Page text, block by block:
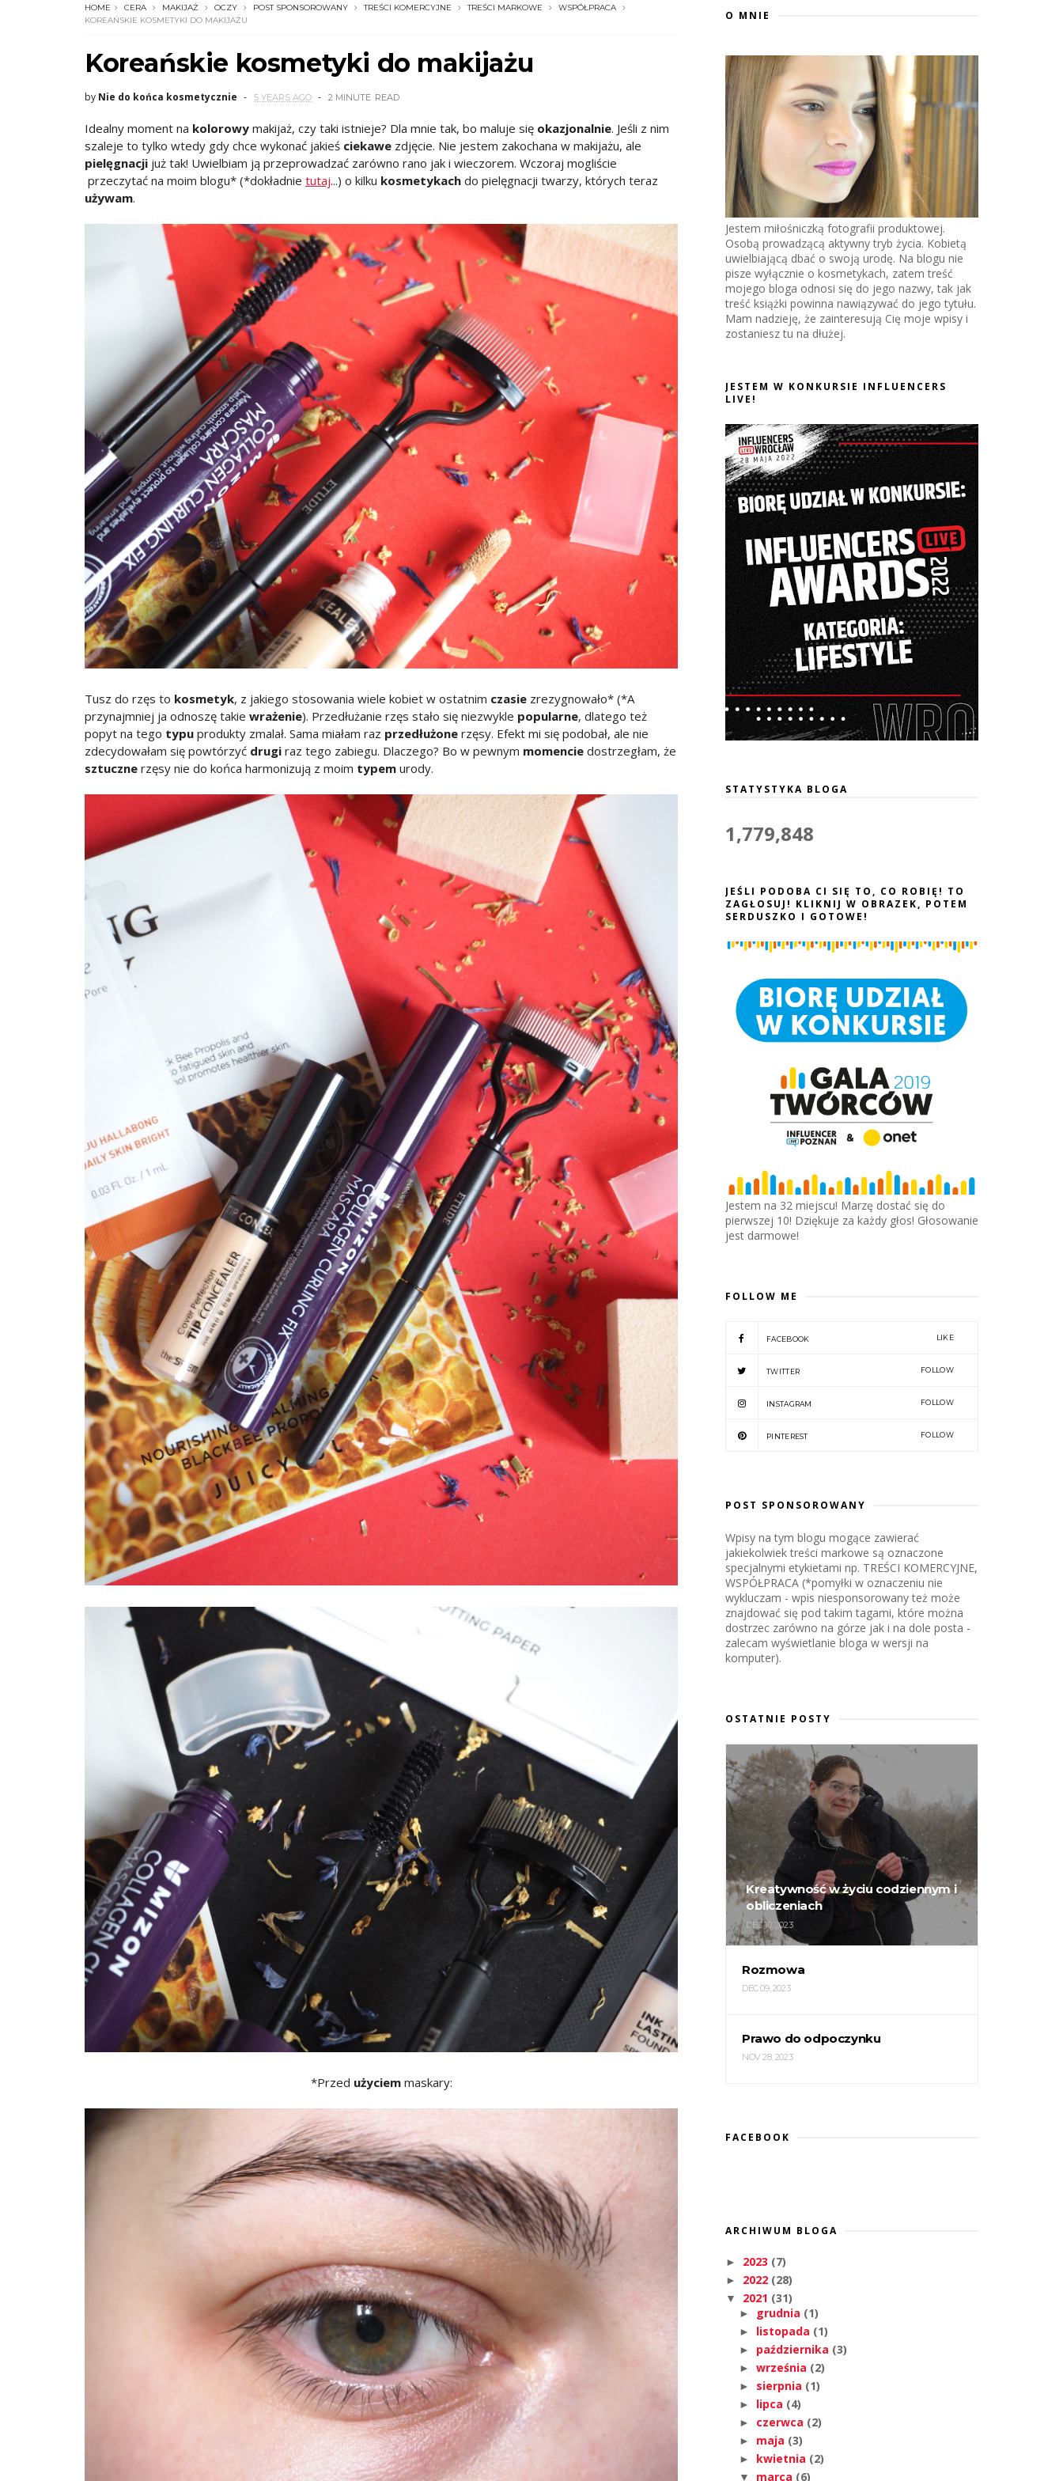
HOME CERA MAKIJAŻ OCZY POST SPONSOROWANY TREŚCI KOMERCYJNE TREŚCI MARKOWE
WSPÓŁPRACA
KOREAŃSKIE KOSMETYKI DO MAKIJAŻU
Koreańskie kosmetyki do makijażu
by Nie do końca kosmetycznie 5 YEARS AGO 2 MINUTE READ
Idealny moment na kolorowy makijaż, czy taki istnieje? Dla mnie tak, bo maluje się okazjonalnie. Jeśli z nim
szaleje to tylko wtedy gdy chce wykonać jakieś ciekawe zdjęcie. Nie jestem zakochana w makijażu, ale
pielęgnacji już tak! Uwielbiam ją przeprowadzać zarówno rano jak i wieczorem. Wczoraj mogliście
przeczytać na moim blogu* (*dokładnie tutaj...) o kilku kosmetykach do pielęgnacji twarzy, których teraz
używam.
Tusz do rzęs to kosmetyk, z jakiego stosowania wiele kobiet w ostatnim czasie zrezygnowało* (*A
przynajmniej ja odnoszę takie wrażenie). Przedłużanie rzęs stało się niezwykle popularne, dlatego też
popyt na tego typu produkty zmalał. Sama miałam raz przedłużone rzęsy. Efekt mi się podobał, ale nie
zdecydowałam się powtórzyć drugi raz tego zabiegu. Dlaczego? Bo w pewnym momencie dostrzegłam, że
sztuczne rzęsy nie do końca harmonizują z moim typem urody.
*Przed użyciemmaskary:
O MNIE
Jestem miłośniczką fotografii produktowej.
Osobą prowadzącą aktywny tryb życia. Kobietą
uwielbiającą dbać o swoją urodę. Na blogu nie
pisze wyłącznie o kosmetykach, zatem treść
mojego bloga odnosi się do jego nazwy, tak jak
treść książki powinna nawiązywać do jego tytułu.
Mam nadzieję, że zainteresują Cię moje wpisy i
zostaniesz tu na dłużej.
JESTEM W KONKURSIE INFLUENCERS
LIVE!
STATYSTYKA BLOGA
1,779,848
JEŚLI PODOBA CI SIĘ TO, CO ROBIĘ! TO
ZAGŁOSUJ! KLIKNIJ W OBRAZEK, POTEM
SERDUSZKO I GOTOWE!
Jestem na 32 miejscu! Marzę dostać się do
pierwszej 10! Dziękuje za każdy głos! Głosowanie
jest darmowe!
FOLLOW ME
FACEBOOK LIKE
TWITTER FOLLOW
INSTAGRAM FOLLOW
PINTEREST FOLLOW
POST SPONSOROWANY
Wpisy na tym blogu mogące zawierać
jakiekolwiek treści markowe są oznaczone
specjalnymi etykietami np. TREŚCI KOMERCYJNE,
WSPÓŁPRACA (*pomyłki w oznaczeniu nie
wykluczam - wpis niesponsorowany też może
znajdować się pod takim tagami, które można
dostrzec zarówno na górze jak i na dole posta -
zalecam wyświetlanie bloga w wersji na
komputer).
OSTATNIE POSTY
Kreatywność w życiu codziennym i
obliczeniach
DEC 10, 2023
Rozmowa
DEC 09, 2023
Prawo do odpoczynku
NOV 28, 2023
FACEBOOK
ARCHIWUM BLOGA
► 2023 (7)
► 2022 (28)
▼ 2021 (31)
► grudnia (1)
► listopada (1)
► października (3)
► września (2)
► sierpnia (1)
► lipca (4)
► czerwca (2)
► maja (3)
► kwietnia (2)
▼ marca (6)